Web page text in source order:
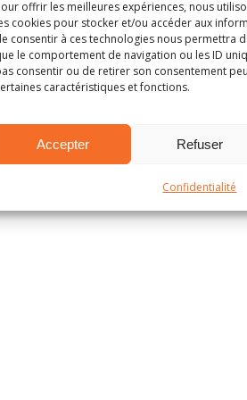
offrir les meilleures expériences, nous
cookies pour stocker et/ou accéder aux
consentir à ces technologies nous permettra
le comportement de navigation ou les ID
consentir ou de retirer son consentement
caractéristiques et fonctions.
Accepter Refuser
Confidentialité